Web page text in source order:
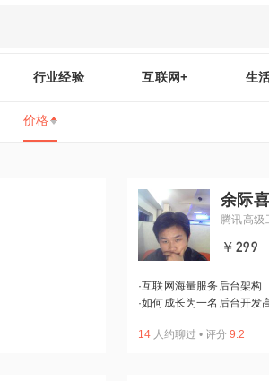
行业经验 互联网+ 生
价格
余际喜
腾讯高级
￥299
·互联网海量服务后台架构
·如何成长为一名后台开发
14 人约聊过 • 评分 9.2